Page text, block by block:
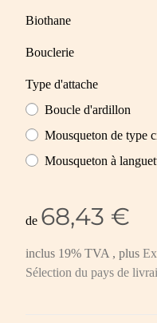
Biothane
Bouclerie
Type d'attache
Boucle d'ardillon
Mousqueton de type
Mousqueton à
de 68,43 €
inclus 19% TVA , plus
Sélection du pays de